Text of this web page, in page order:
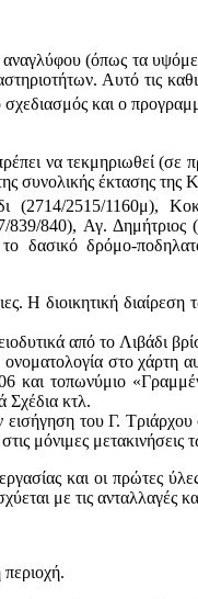
(όπως τα
Αυτό τις
σχεδιασμός και ο
να τεκμηριωθεί
συνολικής έκτασης
(2714/2515/1160μ),
840), Αγ. Δημήτριος
δασικό δρόμο-
Η διοικητική
από το Λιβάδι
στο χάρτη
και τοπωνύμιο
Σχέδια κτλ.
εισήγηση του Γ.
μόνιμες
και οι πρώτες
με τις ανταλλαγές
περιοχή.